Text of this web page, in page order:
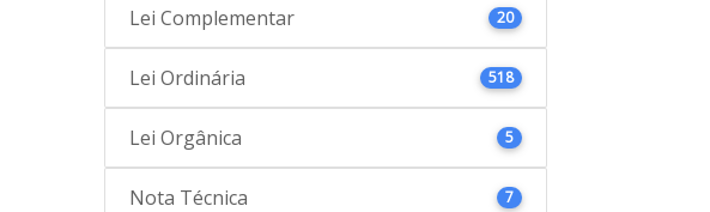
Lei Complementar 20
Lei Ordinária 518
Lei Orgânica 5
Nota Técnica 7